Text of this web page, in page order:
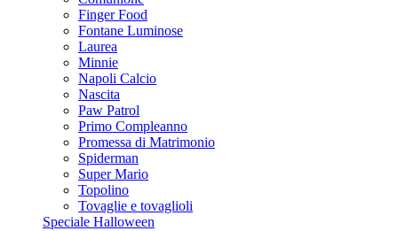
Finger Food
Fontane Luminose
Laurea
Minnie
Napoli Calcio
Nascita
Paw Patrol
Primo Compleanno
Promessa di Matrimonio
Spiderman
Super Mario
Topolino
Tovaglie e tovaglioli
Speciale Halloween